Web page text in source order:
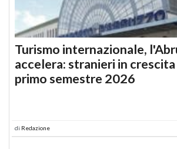
Turismo internazionale,
accelera: stranieri in
primo semestre 2026
di Redazione